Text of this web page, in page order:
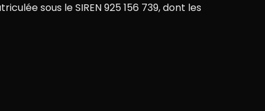
sous le SIREN 925 156 739, dont les